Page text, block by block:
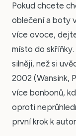
Pokud chcete
oblečení a boty
více ovoce,
místo do
silněji, než si
2002 (Wansink,
více bonbonů,
oproti
první krok k